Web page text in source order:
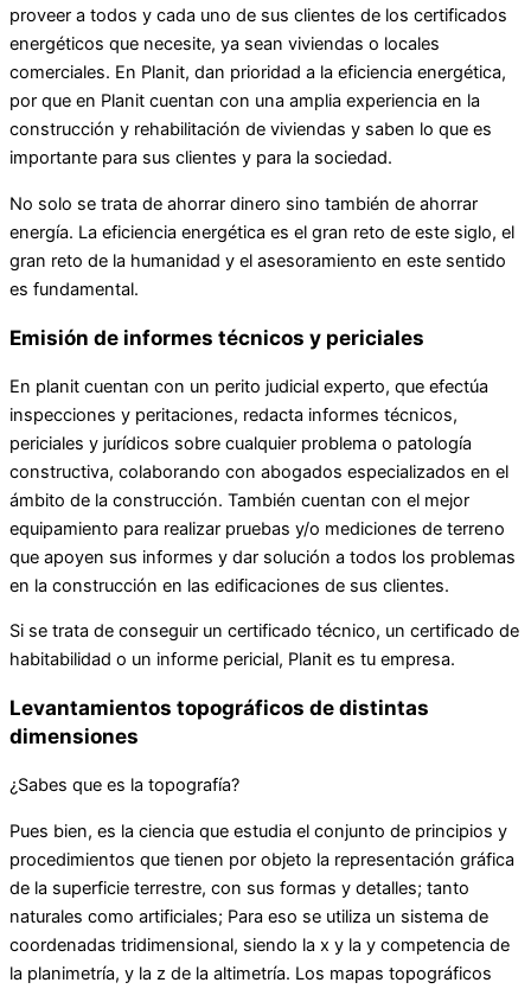
proveer a todos y cada uno de sus clientes de los certificados
energéticos que necesite, ya sean viviendas o locales
comerciales. En Planit, dan prioridad a la eficiencia energética,
por que en Planit cuentan con una amplia experiencia en la
construcción y rehabilitación de viviendas y saben lo que es
importante para sus clientes y para la sociedad.
No solo se trata de ahorrar dinero sino también de ahorrar
energía. La eficiencia energética es el gran reto de este siglo, el
gran reto de la humanidad y el asesoramiento en este sentido
es fundamental.
Emisión de informes técnicos y periciales
En planit cuentan con un perito judicial experto, que efectúa
inspecciones y peritaciones, redacta informes técnicos,
periciales y jurídicos sobre cualquier problema o patología
constructiva, colaborando con abogados especializados en el
ámbito de la construcción. También cuentan con el mejor
equipamiento para realizar pruebas y/o mediciones de terreno
que apoyen sus informes y dar solución a todos los problemas
en la construcción en las edificaciones de sus clientes.
Si se trata de conseguir un certificado técnico, un certificado de
habitabilidad o un informe pericial, Planit es tu empresa.
Levantamientos topográficos de distintas
dimensiones
¿Sabes que es la topografía?
Pues bien, es la ciencia que estudia el conjunto de principios y
procedimientos que tienen por objeto la representación gráfica
de la superficie terrestre, con sus formas y detalles; tanto
naturales como artificiales; Para eso se utiliza un sistema de
coordenadas tridimensional, siendo la x y la y competencia de
la planimetría, y la z de la altimetría. Los mapas topográficos